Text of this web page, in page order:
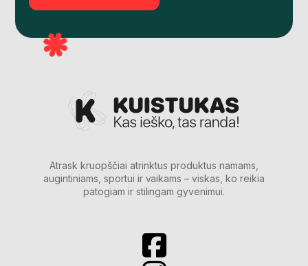
Atrask kruopščiai atrinktus produktus namams,
augintiniams, sportui ir vaikams – viskas, ko reikia
patogiam ir stilingam gyvenimui.